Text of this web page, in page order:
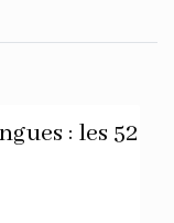
: les 52